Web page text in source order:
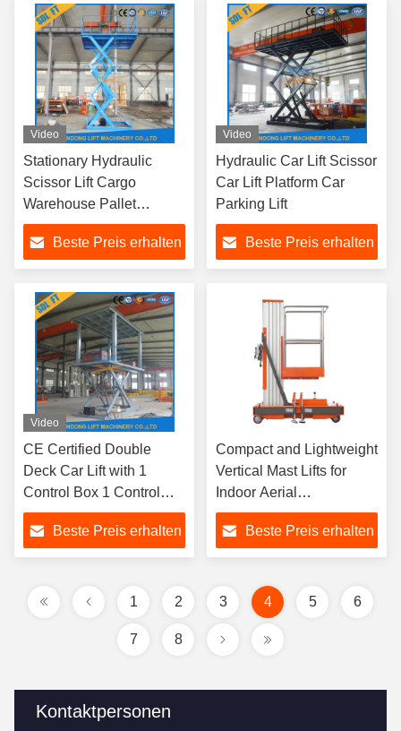
Kontaktpersonen
Video
Stationary Hydraulic
Scissor Lift Cargo
Warehouse Pallet
Scissor Lift Table
Beste Preis erhalten
Video
Hydraulic Car Lift Scissor
Car Lift Platform Car
Parking Lift
Beste Preis erhalten
Video
CE Certified Double
Deck Car Lift with 1
Control Box 1 Control
Panel and 2 Remotes for
Easy Control
Beste Preis erhalten
Compact and Lightweight
Vertical Mast Lifts for
Indoor Aerial
Maintenance
Beste Preis erhalten
1 2 3 4 5 6
7 8